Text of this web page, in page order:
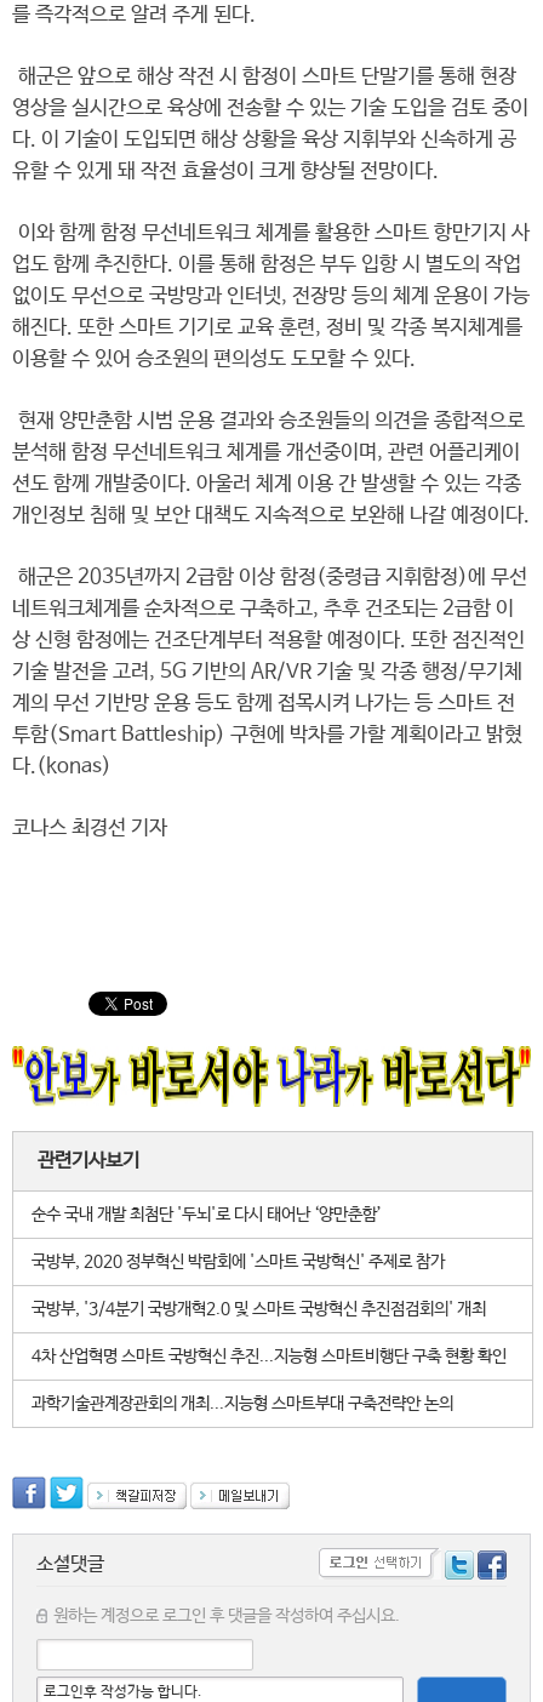
를 즉각적으로 알려 주게 된다.
해군은 앞으로 해상 작전 시 함정이 스마트 단말기를 통해 현장
영상을 실시간으로 육상에 전송할 수 있는 기술 도입을 검토 중이
다. 이 기술이 도입되면 해상 상황을 육상 지휘부와 신속하게 공
유할 수 있게 돼 작전 효율성이 크게 향상될 전망이다.
이와 함께 함정 무선네트워크 체계를 활용한 스마트 항만기지 사
업도 함께 추진한다. 이를 통해 함정은 부두 입항 시 별도의 작업
없이도 무선으로 국방망과 인터넷, 전장망 등의 체계 운용이 가능
해진다. 또한 스마트 기기로 교육 훈련, 정비 및 각종 복지체계를
이용할 수 있어 승조원의 편의성도 도모할 수 있다.
현재 양만춘함 시범 운용 결과와 승조원들의 의견을 종합적으로
분석해 함정 무선네트워크 체계를 개선중이며, 관련 어플리케이
션도 함께 개발중이다. 아울러 체계 이용 간 발생할 수 있는 각종
개인정보 침해 및 보안 대책도 지속적으로 보완해 나갈 예정이다.
해군은 2035년까지 2급함 이상 함정(중령급 지휘함정)에 무선
네트워크체계를 순차적으로 구축하고, 추후 건조되는 2급함 이
상 신형 함정에는 건조단계부터 적용할 예정이다. 또한 점진적인
기술 발전을 고려, 5G 기반의 AR/VR 기술 및 각종 행정/무기체
계의 무선 기반망 운용 등도 함께 접목시켜 나가는 등 스마트 전
투함(Smart Battleship) 구현에 박차를 가할 계획이라고 밝혔
다.(konas)
코나스 최경선 기자
관련기사보기
순수 국내 개발 최첨단 '두뇌'로 다시 태어난 ‘양만춘함’
국방부, 2020 정부혁신 박람회에 '스마트 국방혁신' 주제로 참가
국방부, '3/4분기 국방개혁2.0 및 스마트 국방혁신 추진점검회의' 개최
4차 산업혁명 스마트 국방혁신 추진...지능형 스마트비행단 구축 현황 확인
과학기술관계장관회의 개최...지능형 스마트부대 구축전략안 논의
소셜댓글
원하는 계정으로 로그인 후 댓글을 작성하여 주십시요.